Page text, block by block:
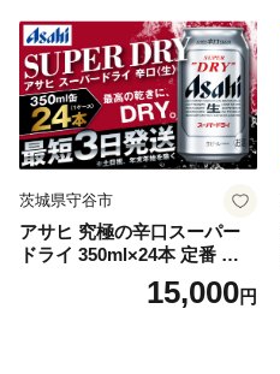
セット 詰め合わせ カクテル
ソーダ割り アルコール ロッ
ク ソーダ ジントニック 】
茨城県守谷市
アサヒ 究極の辛口スーパー
ドライ 350ml×24本 定番 ビー
ル 缶ビール 酒 お酒 アルコー
15,000円